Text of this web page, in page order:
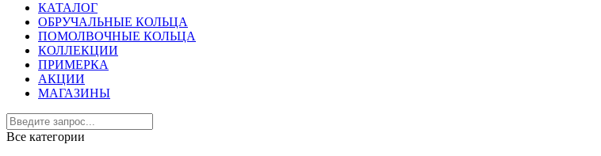
КАТАЛОГ
ОБРУЧАЛЬНЫЕ КОЛЬЦА
ПОМОЛВОЧНЫЕ КОЛЬЦА
КОЛЛЕКЦИИ
ПРИМЕРКА
АКЦИИ
МАГАЗИНЫ
Все категории